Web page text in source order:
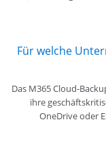
Für welche
Das M365 Cloud-
ihre
OneDrive oder